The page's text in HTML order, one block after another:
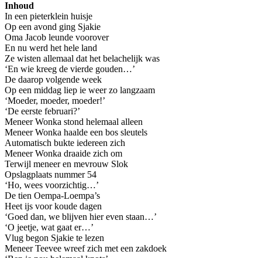
Inhoud
In een pieterklein huisje
Op een avond ging Sjakie
Oma Jacob leunde voorover
En nu werd het hele land
Ze wisten allemaal dat het belachelijk was
‘En wie kreeg de vierde gouden…’
De daarop volgende week
Op een middag liep ie weer zo langzaam
‘Moeder, moeder, moeder!’
‘De eerste februari?’
Meneer Wonka stond helemaal alleen
Meneer Wonka haalde een bos sleutels
Automatisch bukte iedereen zich
Meneer Wonka draaide zich om
Terwijl meneer en mevrouw Slok
Opslagplaats nummer 54
‘Ho, wees voorzichtig…’
De tien Oempa-Loempa’s
Heet ijs voor koude dagen
‘Goed dan, we blijven hier even staan…’
‘O jeetje, wat gaat er…’
Vlug begon Sjakie te lezen
Meneer Teevee wreef zich met een zakdoek